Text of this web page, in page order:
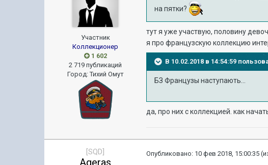
Участник
Коллекционер
1 602
2 719 публикаций
Город:Тихий Омут
на пятки?
тут я уже участвую, половину
я про французскую коллекцию
В 10.02.2018 в 14:54:59
БЗ Французы наступають...
да, про них с коллекцией. как
[SQD]
Ageras
Опубликовано: 10 фев 2018, 15:00:35